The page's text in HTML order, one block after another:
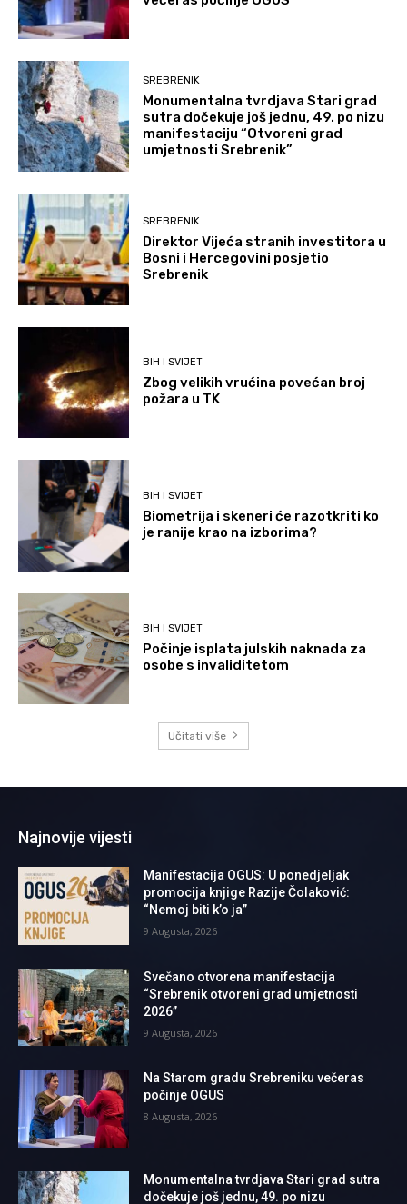
SREBRENIK
Monumentalna tvrdjava Stari grad
sutra dočekuje još jednu, 49. po nizu
manifestaciju “Otvoreni grad
umjetnosti Srebrenik”
SREBRENIK
Direktor Vijeća stranih investitora u
Bosni i Hercegovini posjetio
Srebrenik
BIH I SVIJET
Zbog velikih vrućina povećan broj
požara u TK
BIH I SVIJET
Biometrija i skeneri će razotkriti ko
je ranije krao na izborima?
BIH I SVIJET
Počinje isplata julskih naknada za
osobe s invaliditetom
Učitati više
Najnovije vijesti
Manifestacija OGUS: U ponedjeljak
promocija knjige Razije Čolaković:
“Nemoj biti k’o ja”
9 Augusta, 2026
Svečano otvorena manifestacija
“Srebrenik otvoreni grad umjetnosti
2026”
9 Augusta, 2026
Na Starom gradu Srebreniku večeras
počinje OGUS
8 Augusta, 2026
Monumentalna tvrdjava Stari grad sutra
dočekuje još jednu, 49. po nizu